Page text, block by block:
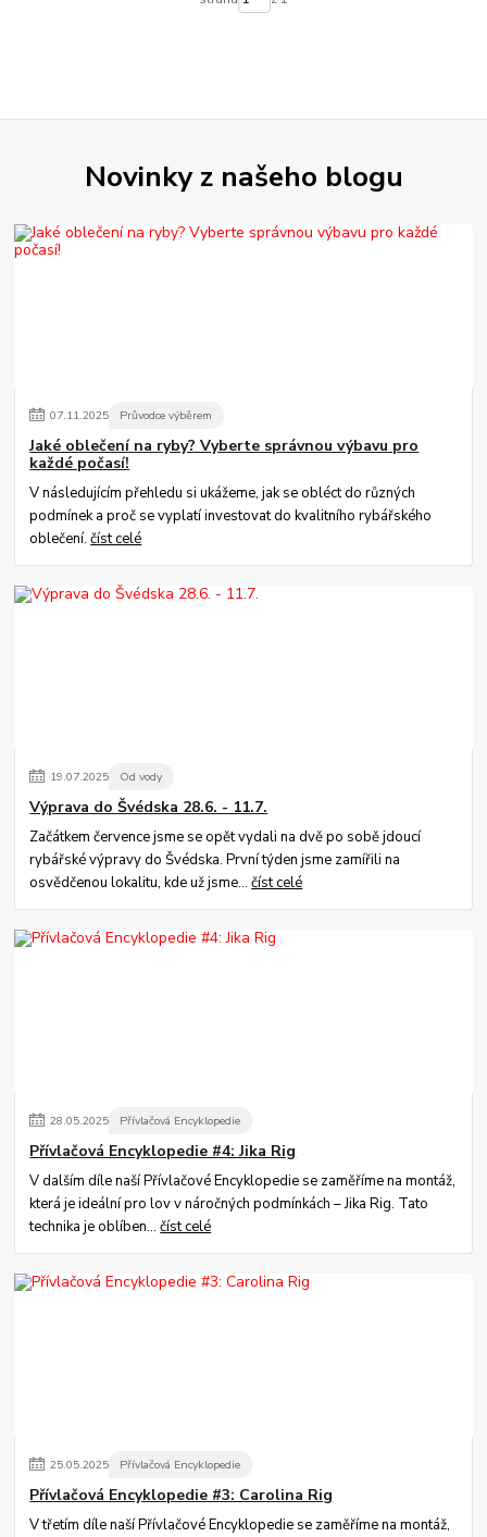
Novinky z našeho blogu
07.11.2025 Průvodce výběrem
Jaké oblečení na ryby? Vyberte správnou výbavu pro
každé počasí!
V následujícím přehledu si ukážeme, jak se obléct do různých
podmínek a proč se vyplatí investovat do kvalitního rybářského
oblečení.číst celé
19.07.2025 Od vody
Výprava do Švédska 28.6. - 11.7.
Začátkem července jsme se opět vydali na dvě po sobě jdoucí
rybářské výpravy do Švédska. První týden jsme zamířili na
osvědčenou lokalitu, kde už jsme...číst celé
28.05.2025 Přívlačová Encyklopedie
Přívlačová Encyklopedie #4: Jika Rig
V dalším díle naší Přívlačové Encyklopedie se zaměříme na montáž,
která je ideální pro lov v náročných podmínkách – Jika Rig. Tato
technika je oblíben...číst celé
25.05.2025 Přívlačová Encyklopedie
Přívlačová Encyklopedie #3: Carolina Rig
V třetím díle naší Přívlačové Encyklopedie se zaměříme na montáž,